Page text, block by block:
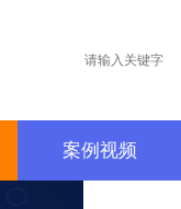
案例视频